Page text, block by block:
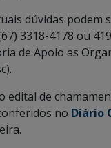
dúvidas podem
3318-4178 ou
de Apoio as
edital de
no Diário